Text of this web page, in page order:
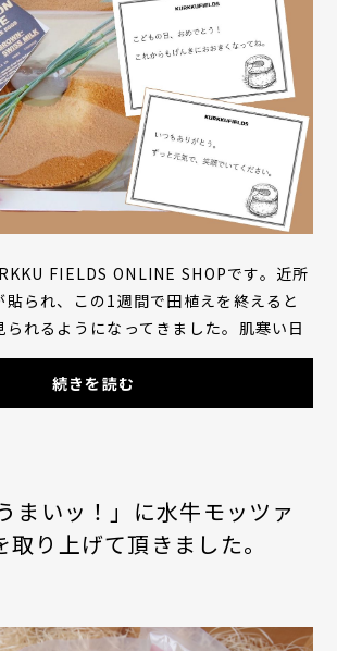
FIELDS ONLINE SHOPです。近所
貼られ、この1週間で田植えを終えると
られるようになってきました。肌寒い日
よいよ春本番、そして新緑の美し...
続きを読む
まいッ！」に水牛モッツァ
取り上げて頂きました。